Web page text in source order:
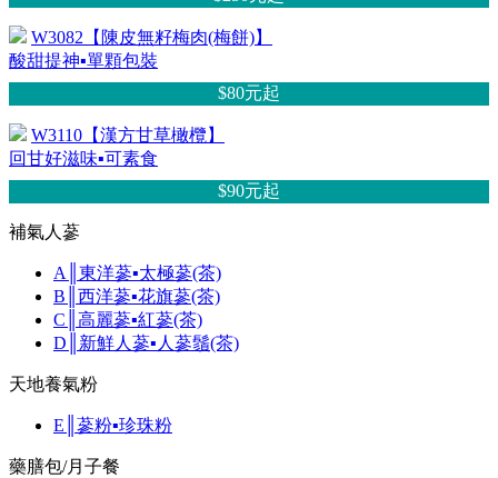
W3082【陳皮無籽梅肉(梅餅)】
酸甜提神▪單顆包裝
$80元起
W3110【漢方甘草橄欖】
回甘好滋味▪可素食
$90元起
補氣人蔘
A║東洋蔘▪太極蔘(茶)
B║西洋蔘▪花旗蔘(茶)
C║高麗蔘▪紅蔘(茶)
D║新鮮人蔘▪人蔘鬚(茶)
天地養氣粉
E║蔘粉▪珍珠粉
藥膳包/月子餐